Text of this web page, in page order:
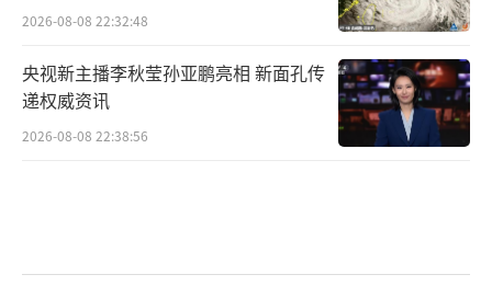
2026-08-08 22:32:48
央视新主播李秋莹孙亚鹏亮相 新面孔传
递权威资讯
2026-08-08 22:38:56